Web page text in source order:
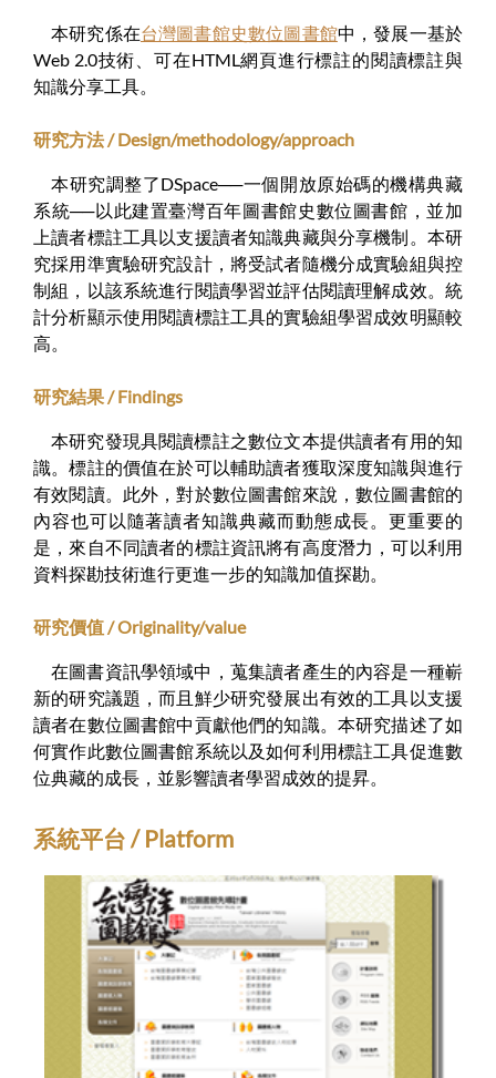
本研究係在台灣圖書館史數位圖書館中，發展一基於
Web 2.0技術、可在HTML網頁進行標註的閱讀標註與
知識分享工具。
研究方法 / Design/methodology/approach
本研究調整了DSpace──一個開放原始碼的機構典藏
系統──以此建置臺灣百年圖書館史數位圖書館，並加
上讀者標註工具以支援讀者知識典藏與分享機制。本研
究採用準實驗研究設計，將受試者隨機分成實驗組與控
制組，以該系統進行閱讀學習並評估閱讀理解成效。統
計分析顯示使用閱讀標註工具的實驗組學習成效明顯較
高。
研究結果 / Findings
本研究發現具閱讀標註之數位文本提供讀者有用的知
識。標註的價值在於可以輔助讀者獲取深度知識與進行
有效閱讀。此外，對於數位圖書館來說，數位圖書館的
內容也可以隨著讀者知識典藏而動態成長。更重要的
是，來自不同讀者的標註資訊將有高度潛力，可以利用
資料探勘技術進行更進一步的知識加值探勘。
研究價值 / Originality/value
在圖書資訊學領域中，蒐集讀者產生的內容是一種嶄
新的研究議題，而且鮮少研究發展出有效的工具以支援
讀者在數位圖書館中貢獻他們的知識。本研究描述了如
何實作此數位圖書館系統以及如何利用標註工具促進數
位典藏的成長，並影響讀者學習成效的提昇。
系統平台 / Platform